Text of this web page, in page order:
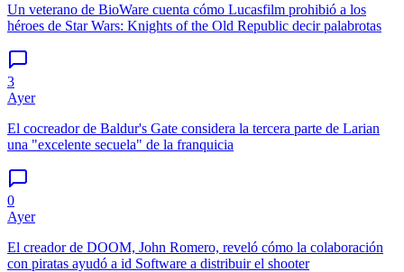
Un veterano de BioWare cuenta cómo Lucasfilm prohibió a los
héroes de Star Wars: Knights of the Old Republic decir palabrotas
3
Ayer
El cocreador de Baldur's Gate considera la tercera parte de Larian
una "excelente secuela" de la franquicia
0
Ayer
El creador de DOOM, John Romero, reveló cómo la colaboración
con piratas ayudó a id Software a distribuir el shooter